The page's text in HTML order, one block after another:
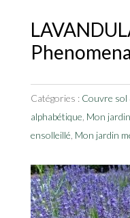
Catégories : Couvre sol
alphabétique Mon
ensolleillé Mon jardin